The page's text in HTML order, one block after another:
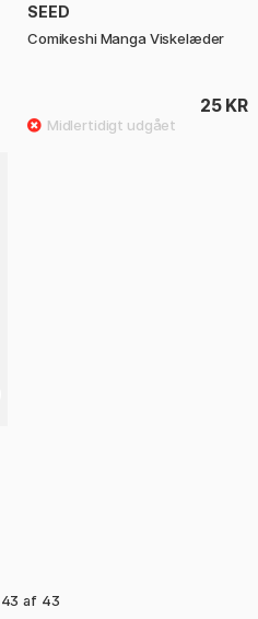
SEED
Comikeshi Manga Viskelæder
25 KR
43 af 43